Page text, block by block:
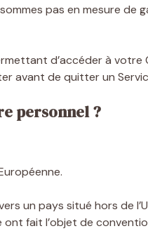
pas en mesure
d’accéder à
avant de quitter un
personnel ?
un pays situé hors de
fait l’objet de